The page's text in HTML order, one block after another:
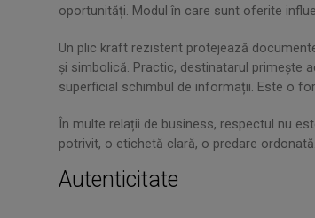
oportunități. Modul în care sunt oferite
Un plic kraft rezistent protejează
și simbolică. Practic, destinatarul primește
superficial schimbul de informații. Este o
În multe relații de business, respectul nu
potrivit, o etichetă clară, o predare
Autenticitate